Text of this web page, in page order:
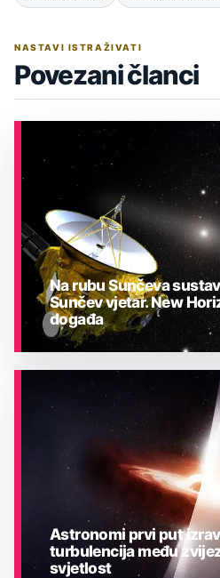
NASTAVI ISTRAŽIVATI
Povezani članci
ASTRONOMIJA
Na rubu Sunčeva
Sunčev vjetar. New
događa
Astronomi prvi put
turbulencija među
svjetlost